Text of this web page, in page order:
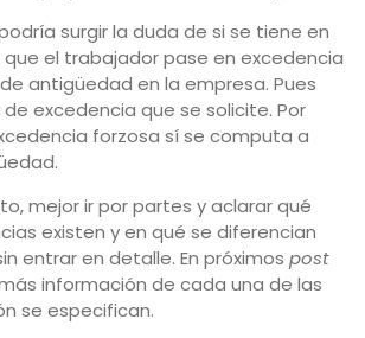
surgir la duda de si se tiene en
el trabajador pase en excedencia
antigüedad en la empresa. Pues
excedencia que se solicite. Por
forzosa sí se computa a
mejor ir por partes y aclarar qué
existen y en qué se diferencian
entrar en detalle. En próximos post
información de cada una de las
se especifican.